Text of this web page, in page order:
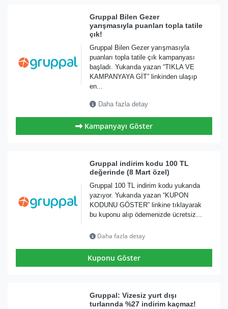
Gruppal Bilen Gezer
yarışmasıyla puanları topla tatile
çık!
Gruppal Bilen Gezer yarışmasıyla
puanları topla tatile çık kampanyası
başladı. Yukarıda yazan “TIKLA VE
KAMPANYAYA GİT” linkinden ulaşıp
en...
Daha fazla detay
Kampanyayı Göster
Gruppal indirim kodu 100 TL
değerinde (8 Mart özel)
Gruppal 100 TL indirim kodu yukarıda
yazıyor. Yukarıda yazan “KUPON
KODUNU GÖSTER” linkine tıklayarak
bu kuponu alıp ödemenizde ücretsiz...
Daha fazla detay
Kuponu Göster
Gruppal: Vizesiz yurt dışı
turlarında %27 indirim kaçmaz!